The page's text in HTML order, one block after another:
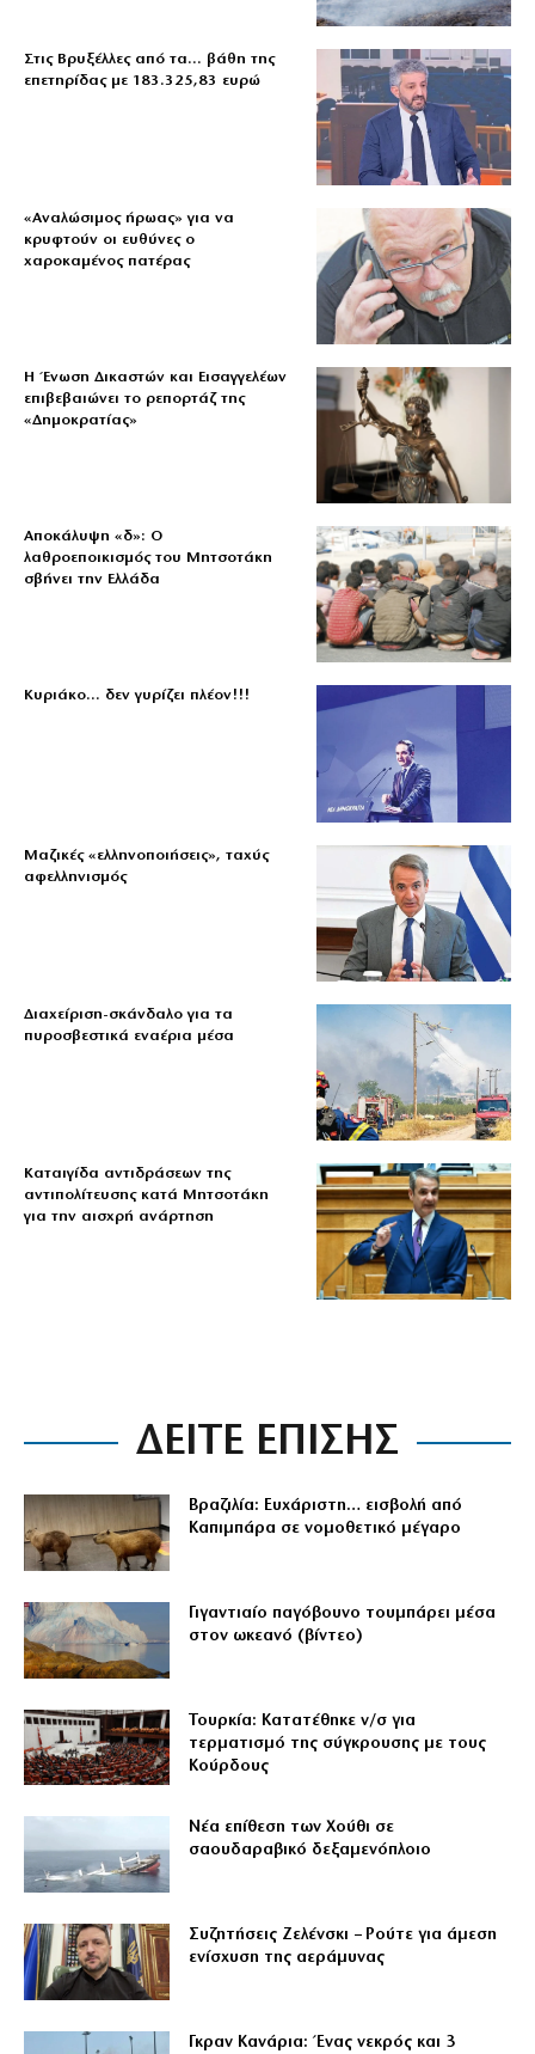
Στις Βρυξέλλες από τα… βάθη της
επετηρίδας με 183.325,83 ευρώ
«Aναλώσιμος ήρωας» για να
κρυφτούν οι ευθύνες ο
χαροκαμένος πατέρας
Η Ένωση Δικαστών και Εισαγγελέων
επιβεβαιώνει το ρεπορτάζ της
«Δημοκρατίας»
Αποκάλυψη «δ»: Ο
λαθροεποικισμός του Μητσοτάκη
σβήνει την Ελλάδα
Κυριάκο… δεν γυρίζει πλέον!!!
Μαζικές «ελληνοποιήσεις», ταχύς
αφελληνισμός
Διαχείριση-σκάνδαλο για τα
πυροσβεστικά εναέρια μέσα
Καταιγίδα αντιδράσεων της
αντιπολίτευσης κατά Μητσοτάκη
για την αισχρή ανάρτηση
ΔΕΙΤΕ ΕΠΙΣΗΣ
Βραζιλία: Ευχάριστη… εισβολή από
Καπιμπάρα σε νομοθετικό μέγαρο
Γιγαντιαίο παγόβουνο τουμπάρει μέσα
στον ωκεανό (βίντεο)
Τουρκία: Κατατέθηκε ν/σ για
τερματισμό της σύγκρουσης με τους
Κούρδους
Νέα επίθεση των Χούθι σε
σαουδαραβικό δεξαμενόπλοιο
Συζητήσεις Ζελένσκι – Ρούτε για άμεση
ενίσχυση της αεράμυνας
Γκραν Κανάρια: Ένας νεκρός και 3